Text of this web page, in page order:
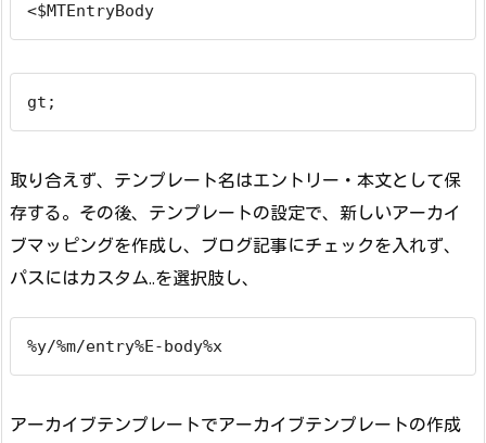
<$MTEntryBody
gt;
取り合えず、テンプレート名はエントリー・本文として保
存する。その後、テンプレートの設定で、新しいアーカイ
ブマッピングを作成し、ブログ記事にチェックを入れず、
パスにはカスタム..を選択肢し、
%y/%m/entry%E-body%x
アーカイブテンプレートでアーカイブテンプレートの作成